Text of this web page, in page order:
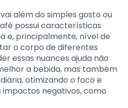
além do simples gosto ou
possui características
e, principalmente, nível de
o corpo de diferentes
essas nuances ajuda não
a bebida, mas também
otimizando o foco e
impactos negativos, como